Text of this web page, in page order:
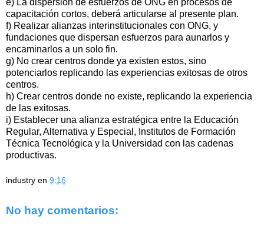
capacitación cortos, deberá articularse al presente plan.
f) Realizar alianzas interinstitucionales con ONG, y
fundaciones que dispersan esfuerzos para aunarlos y
encaminarlos a un solo fin.
g) No crear centros donde ya existen estos, sino
potenciarlos replicando las experiencias exitosas de otros
centros.
h) Crear centros donde no existe, replicando la experiencia
de las exitosas.
i) Establecer una alianza estratégica entre la Educación
Regular, Alternativa y Especial, Institutos de Formación
Técnica Tecnológica y la Universidad con las cadenas
productivas.
industry en 9:16
No hay comentarios: